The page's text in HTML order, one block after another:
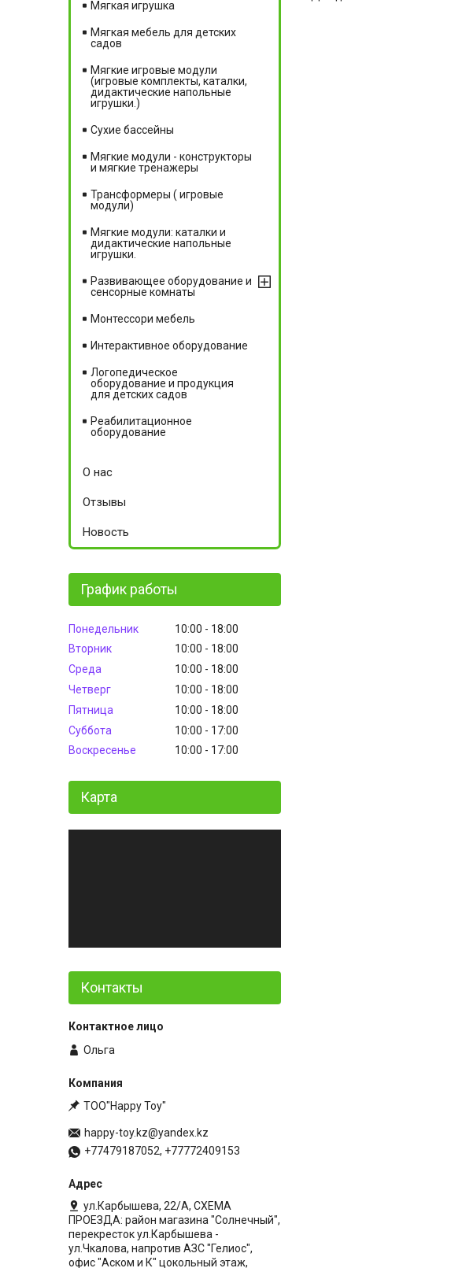
Мягкая игрушка
Мягкая мебель для детских
садов
Мягкие игровые модули
(игровые комплекты, каталки,
дидактические напольные
игрушки.)
Сухие бассейны
Мягкие модули - конструкторы
и мягкие тренажеры
Трансформеры ( игровые
модули)
Мягкие модули: каталки и
дидактические напольные
игрушки.
Развивающее оборудование и
сенсорные комнаты
Монтессори мебель
Интерактивное оборудование
Логопедическое
оборудование и продукция
для детских садов
Реабилитационное
оборудование
О нас
Отзывы
Новость
График работы
Понедельник 10:00
18:00
Вторник
10:00
18:00
Среда
10:00
18:00
Четверг
10:00
18:00
Пятница
10:00
18:00
Суббота
10:00
17:00
Воскресенье
10:00 17:00
Карта
Контакты
Ольга
ТОО"Happy Toy"
happy-toy.kz@yandex.kz
+77479187052, +77772409153
ул.Карбышева, 22/А, СХЕМА
ПРОЕЗДА: район магазина "Солнечный",
перекресток ул.Карбышева -
ул.Чкалова, напротив АЗС "Гелиос",
офис "Аском и К" цокольный этаж,